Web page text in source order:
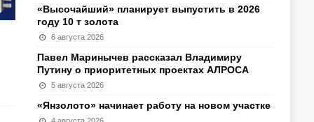
«Высочайший» планирует выпустить в 2026
году 10 т золота
6 августа 2026
Павел Маринычев рассказал Владимиру
Путину о приоритетных проектах АЛРОСА
5 августа 2026
«Янзолото» начинает работу на новом участке